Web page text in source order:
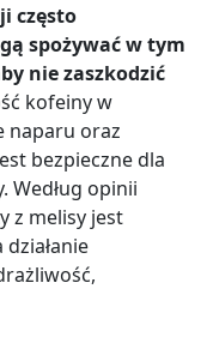
często
spożywać w tym
nie zaszkodzić
kofeiny w
naparu oraz
bezpieczne dla
Według opinii
z melisy jest